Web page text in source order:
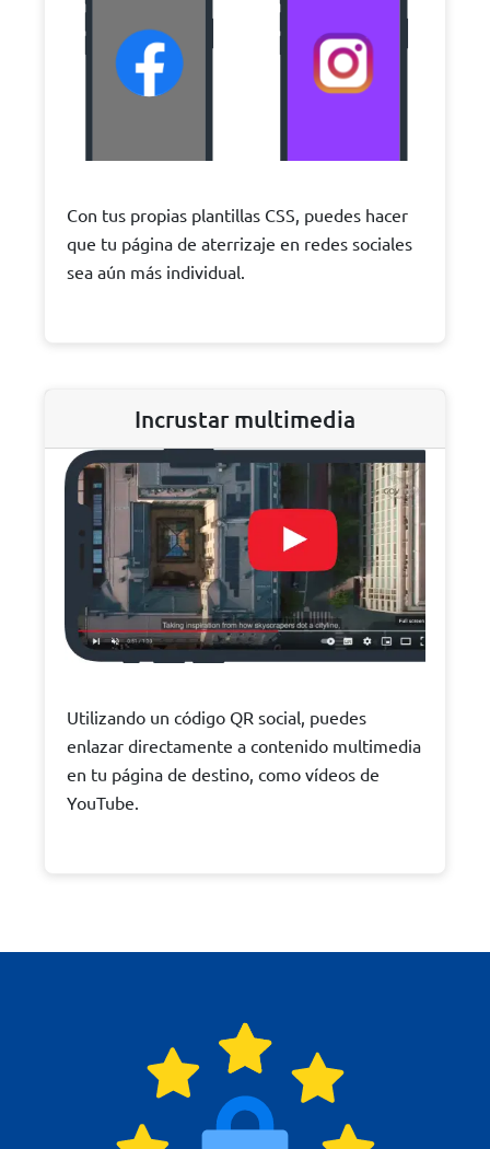
Con tus propias plantillas CSS, puedes hacer
que tu página de aterrizaje en redes sociales
sea aún más individual.
Incrustar multimedia
Utilizando un código QR social, puedes
enlazar directamente a contenido multimedia
en tu página de destino, como vídeos de
YouTube.